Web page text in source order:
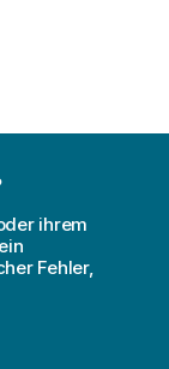
ihrem
Fehler,